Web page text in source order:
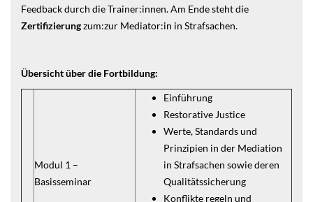
Feedback durch die Trainer:innen. Am Ende steht die
Zertifizierungzum:zur Mediator:in in Strafsachen.
Übersicht über die Fortbildung:
Modul 1 –
Basisseminar
Einführung
Restorative Justice
Werte, Standards und
Prinzipien in der Mediation
in Strafsachen sowie deren
Qualitätssicherung
Konflikte regeln und